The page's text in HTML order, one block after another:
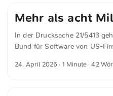
Mehr als acht
In der Drucksache 21/5413
Bund für Software von
als acht Milliarden Euro,
24. April 2026 · 1 Minute · 42